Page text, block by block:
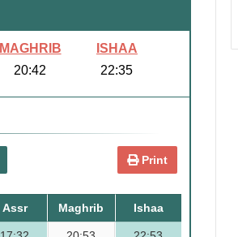
MAGHRIB
20:42
ISHAA
22:35
Print
Assr Maghrib Ishaa